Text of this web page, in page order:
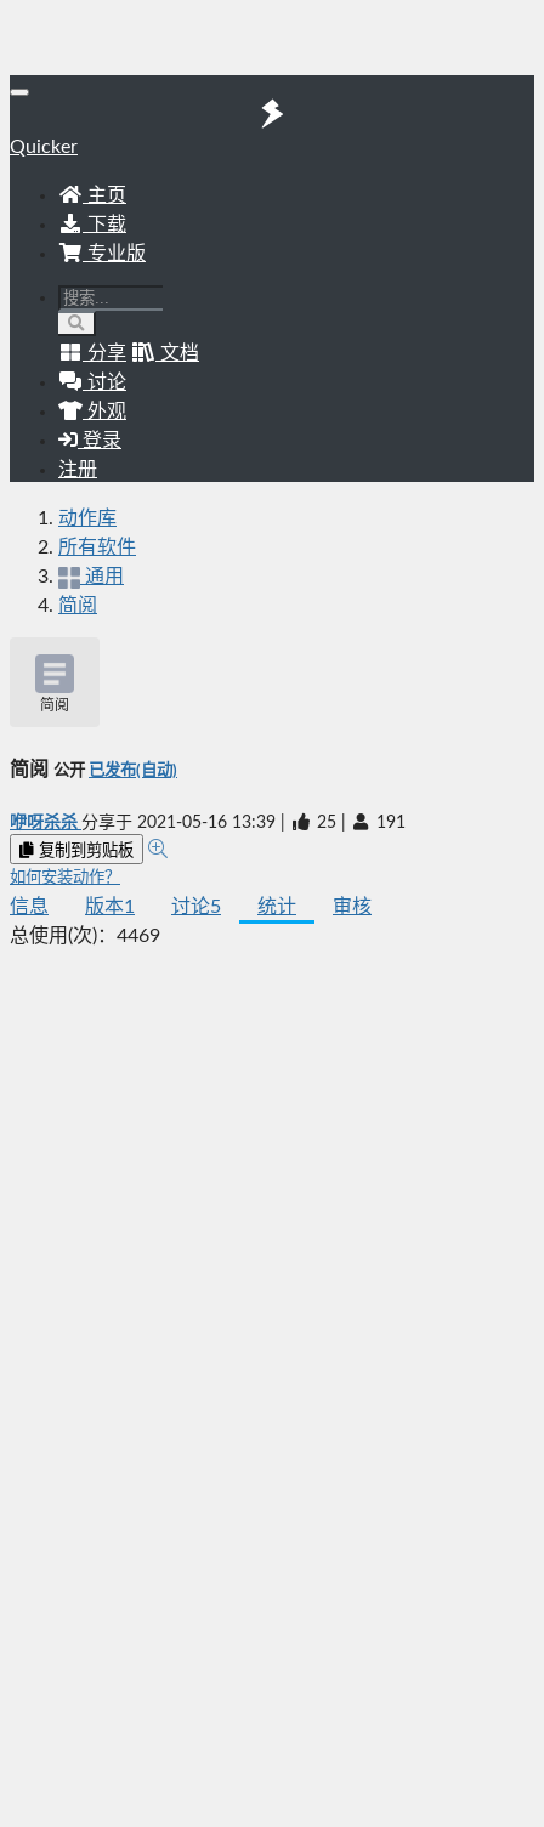
Quicker
主页
下载
专业版
分享
文档
讨论
外观
登录
注册
动作库
所有软件
通用
简阅
简阅
简阅 公开 已发布(自动)
咿呀杀杀 分享于 2021-05-16 13:39 25 191
复制到剪贴板
如何安装动作？
信息 版本1 讨论5 统计
审核
总使用(次)： 4469